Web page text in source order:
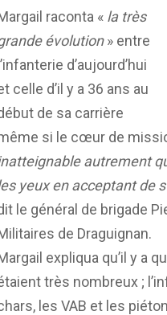
raconta « la très
évolution» entre
l’infanterie d’aujourd’hui
celle d’il y a 36 ans au
de sa carrière
si le cœur de
autrement
yeux en acceptant de
le général de brigade
de Draguignan.
expliqua qu’il y a
très nombreux ;
les VAB et les